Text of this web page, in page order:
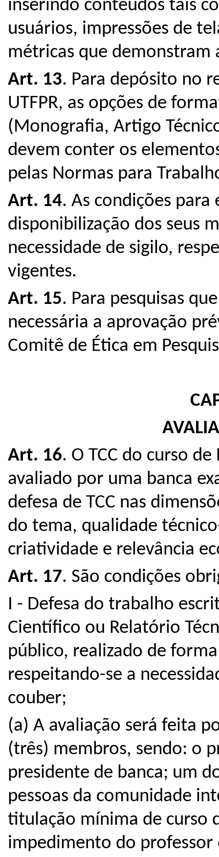
inserindo conteúdos tais
usuários, impressões de
métricas que demonstram
Art. 13. Para depósito no
UTFPR, as opções de
(Monografia, Artigo
devem conter os
pelas Normas para
Art. 14. As condições para
disponibilização dos seus
necessidade de sigilo,
vigentes.
Art. 15. Para pesquisas
necessária a aprovação
Comitê de Ética em
Art. 16. O TCC do curso
avaliado por uma banca
defesa de TCC nas
do tema, qualidade
criatividade e relevância
Art. 17. São condições
I - Defesa do trabalho
Científico ou Relatório
público, realizado de
respeitando-se a
couber;
(a) A avaliação será feita
(três) membros, sendo: o
presidente de banca; um
pessoas da comunidade
titulação mínima de curso
impedimento do